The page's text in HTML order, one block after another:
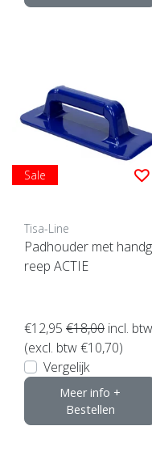
Sale
Tisa-Line
Padhouder met handg
reep ACTIE
€12,95 €18,00 incl. btw
(excl. btw €10,70)
Vergelijk
Meer info +
Bestellen